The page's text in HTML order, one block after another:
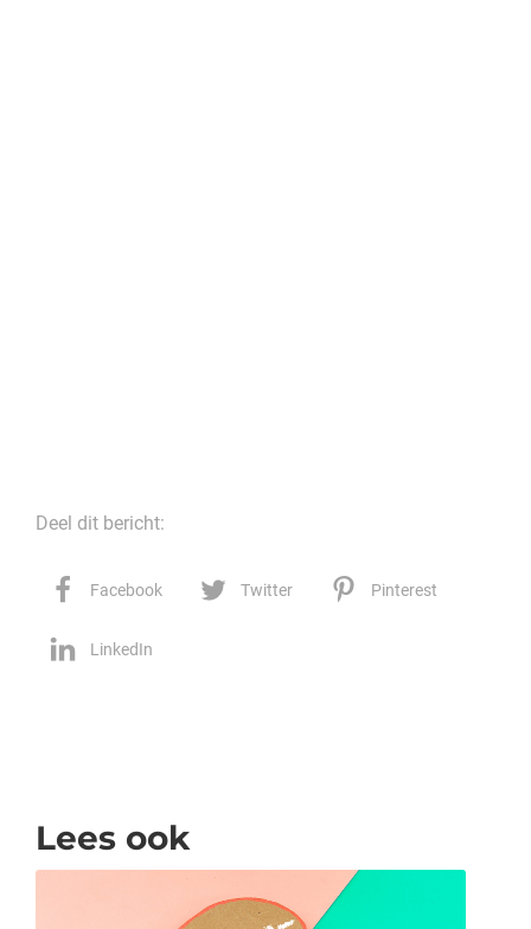
Deel dit bericht:
Facebook Twitter Pinterest
LinkedIn
Lees ook